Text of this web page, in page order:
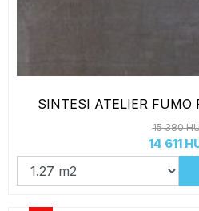
SINTESI ATELIER FUMO
15 380
14 611